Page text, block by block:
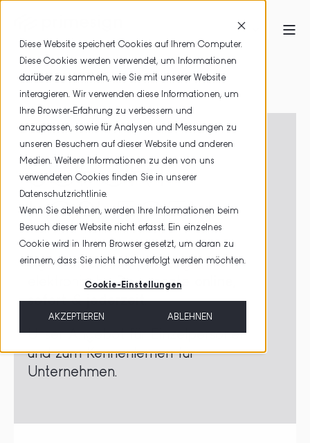
Diese Website speichert Cookies auf Ihrem Computer.
Diese Cookies werden verwendet, um Informationen
darüber zu sammeln, wie Sie mit unserer Website
interagieren. Wir verwenden diese Informationen, um
Ihre Browser-Erfahrung zu verbessern und
anzupassen, sowie für Analysen und Messungen zu
unseren Besuchern auf dieser Website und anderen
Medien. Weitere Informationen zu den von uns
verwendeten Cookies finden Sie in unserer
Datenschutzrichtlinie.
Wenn Sie ablehnen, werden Ihre Informationen beim
Besuch dieser Website nicht erfasst. Ein einzelnes
Cookie wird in Ihrem Browser gesetzt, um daran zu
erinnern, dass Sie nicht nachverfolgt werden möchten.
Cookie-Einstellungen
AKZEPTIEREN ABLEHNEN
HOME PRODUKTE
SIGNIEREN ONLINE UND SOFORT
SOFORT
LOSLEGEN
Signieren Sie mit primesign
elektronische Dokumente
sofort & jederzeit.
Unser Angebot für Einzelpersonen
und zum Kennenlernen für
Unternehmen.